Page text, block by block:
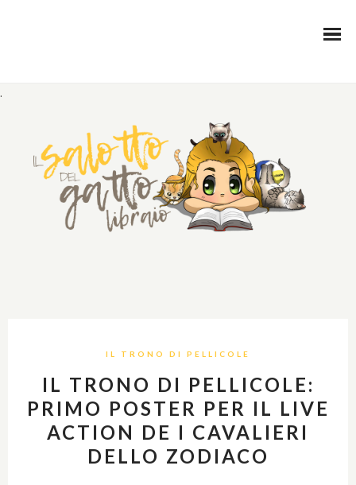
.
IL TRONO DI PELLICOLE
IL TRONO DI PELLICOLE:
PRIMO POSTER PER IL LIVE
ACTION DE I CAVALIERI
DELLO ZODIACO